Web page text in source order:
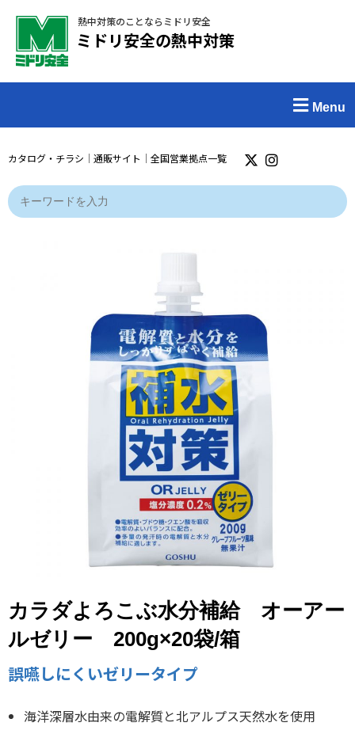
熱中対策のことならミドリ安全
ミドリ安全の熱中対策
Menu
カタログ・チラシ ｜ 通販サイト ｜ 全国営業拠点一覧
カラダよろこぶ水分補給 オーアー
ルゼリー 200g×20袋/箱
誤嚥しにくいゼリータイプ
海洋深層水由来の電解質と北アルプス天然水を使用